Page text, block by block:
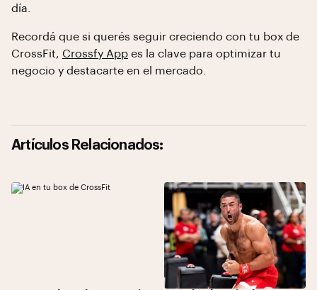
día.
Recordá que si querés seguir creciendo con tu box de
CrossFit, Crossfy App es la clave para optimizar tu
negocio y destacarte en el mercado.
Artículos Relacionados: